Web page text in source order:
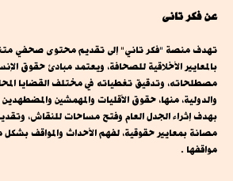
عن فكر تانى
تهدف منصة "فكر تاني" إلى تقديم محتوى صحفي
بالمعايير الأخلاقية للصحافة، ويعتمد مبادئ حقوق
مصطلحاته، وتدقيق تغطياته في مختلف القضايا
والدولية، منها، حقوق الأقليات والمهمشين
بهدف إثراء الجدل العام وفتح مساحات للنقاش،
مصانة بمعايير حقوقية، لفهم الأحداث والمواقف بشكل
مواقفها .